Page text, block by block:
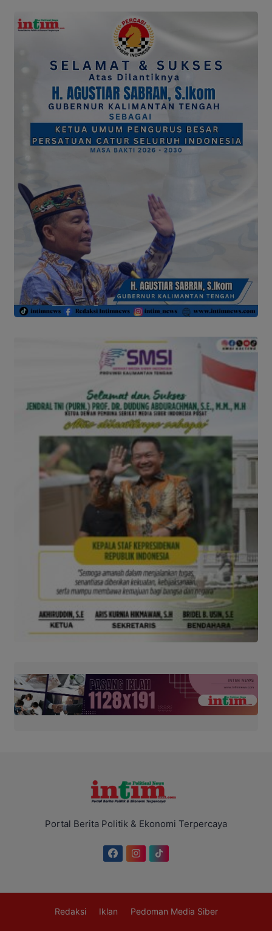
Portal Berita Politik & Ekonomi Terpercaya
Redaksi Iklan Pedoman Media Siber